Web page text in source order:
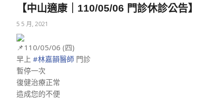
【中山適康｜110/05/06 門診休診公告】
5 5 月, 2021
110/05/06 (四)
早上 #林嘉韻醫師門診
暫停一次
復健治療正常
造成您的不便